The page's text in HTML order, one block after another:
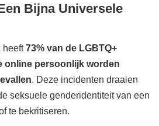
Bijna Universele
heeft73% van de LGBTQ+
online persoonlijk worden
. Deze incidenten draaien
seksuele genderidentiteit van een
te bekritiseren.